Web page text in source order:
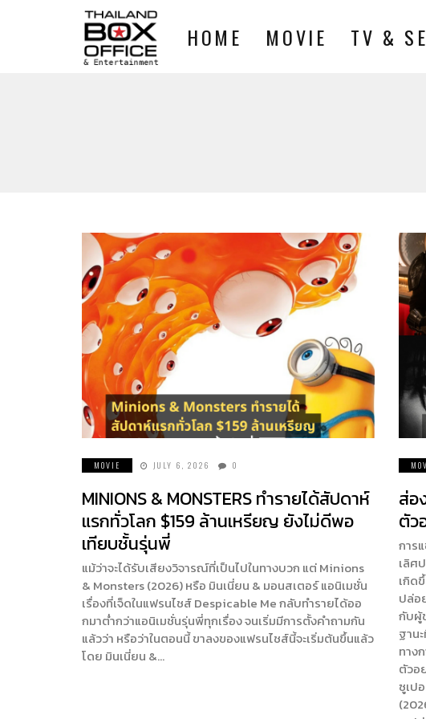
HOME MOVIE TV &
MOVIE JULY 6, 2026 0
MINIONS & MONSTERS ทำรายได้สัปดาห์
แรกทั่วโลก $159 ล้านเหรียญ ยังไม่ดีพอ
เทียบชั้นรุ่นพี่
แม้ว่าจะได้รับเสียงวิจารณ์ที่เป็นไปในทางบวก แต่ Minions
& Monsters (2026) หรือ มินเนี่ยน & มอนสเตอร์ แอนิเมชั่น
เรื่องที่เจ็ดในแฟรนไชส์ Despicable Me กลับทำรายได้ออ
กมาตํ่ากว่าแอนิเมชั่นรุ่นพี่ทุกเรื่อง จนเริ่มมีการตั้งคำถามกัน
แล้วว่า หรือว่าในตอนนี้ ขาลงของแฟรนไชส์นี้จะเริ่มต้นขึ้นแล้ว
โดย มินเนี่ยน &…
ส่อ
ตัว
การ
เลิศ
เกิด
ปล่อ
กับผู้
ฐาน
ทาง
ตัวอ
ซูเป